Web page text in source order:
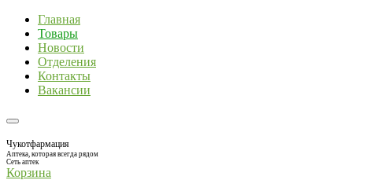
Главная
Товары
Новости
Отделения
Контакты
Вакансии
Чукотфармация
Аптека, которая всегда рядом
Сеть аптек
Корзина